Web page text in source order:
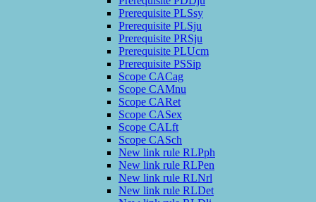
Prerequisite PLSsy
Prerequisite PLSju
Prerequisite PRSju
Prerequisite PLUcm
Prerequisite PSSip
Scope CACag
Scope CAMnu
Scope CARet
Scope CASex
Scope CALft
Scope CASch
New link rule RLPph
New link rule RLPen
New link rule RLNrl
New link rule RLDet